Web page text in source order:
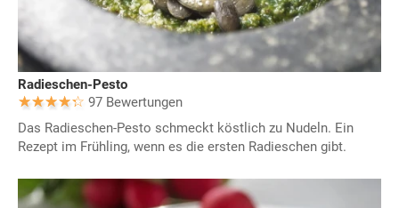
Radieschen-Pesto
97 Bewertungen
Das Radieschen-Pesto schmeckt köstlich zu Nudeln. Ein
Rezept im Frühling, wenn es die ersten Radieschen gibt.